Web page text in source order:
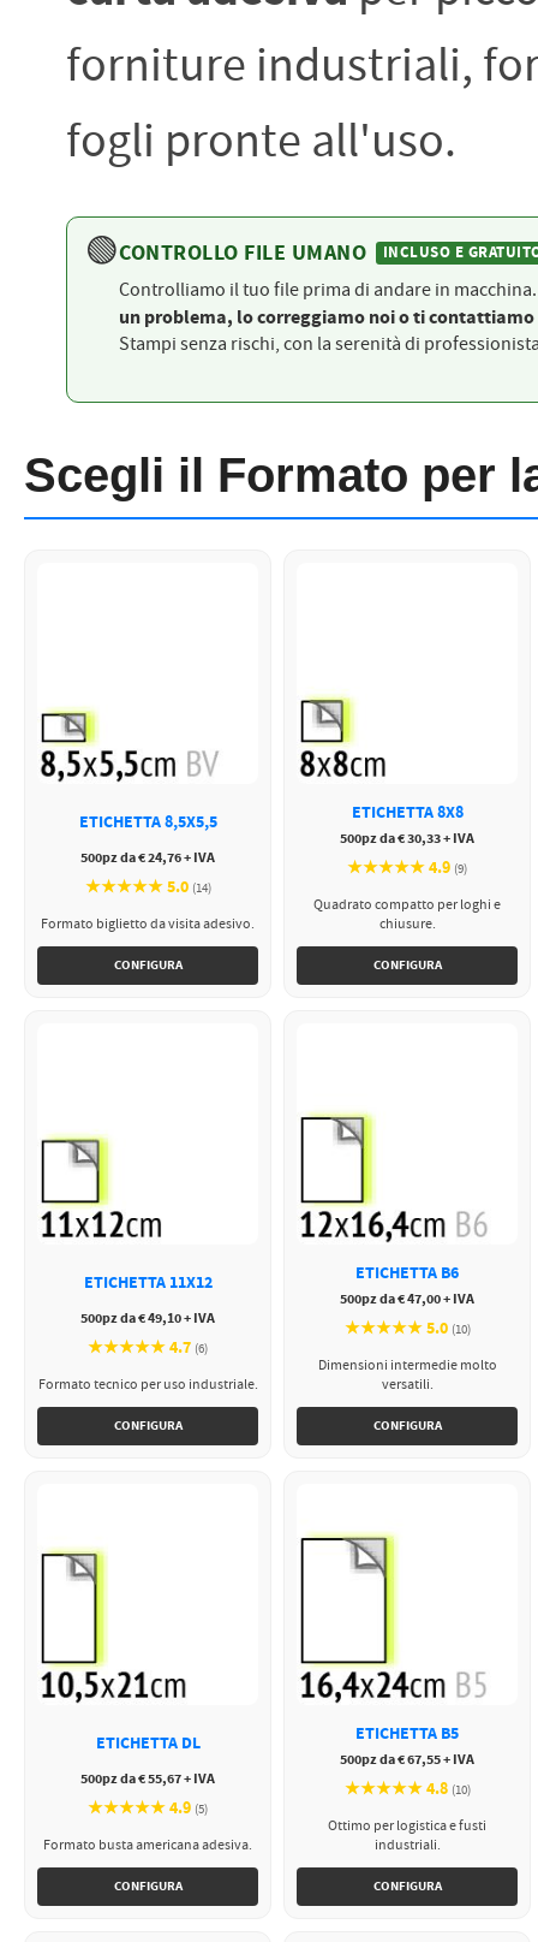
PETTORALI
PETTORALI NUMERI DA
forniture industriali,
fogli pronte all'uso.
🟢CONTROLLO FILE UMANO INCLUSO E
Controlliamo il tuo file prima di andare in
un problema, lo correggiamo noi o ti
Stampi senza rischi, con la serenità di
Scegli il Formato per
ETICHETTA 8,5X5,5
500pz da € 24,76 + IVA
★★★★★ 5.0 (14)
Formato biglietto da visita adesivo.
CONFIGURA
ETICHETTA 8X8
500pz da € 30,33 + IVA
★★★★★ 4.9 (9)
Quadrato compatto per loghi e
chiusure.
CONFIGURA
ETICHETTA 11X12
500pz da € 49,10 + IVA
★★★★★ 4.7 (6)
Formato tecnico per uso industriale.
CONFIGURA
ETICHETTA B6
500pz da € 47,00 + IVA
★★★★★ 5.0 (10)
Dimensioni intermedie molto
versatili.
CONFIGURA
ETICHETTA DL
500pz da € 55,67 + IVA
★★★★★ 4.9 (5)
Formato busta americana adesiva.
CONFIGURA
ETICHETTA B5
500pz da € 67,55 + IVA
★★★★★ 4.8 (10)
Ottimo per logistica e fusti
industriali.
CONFIGURA